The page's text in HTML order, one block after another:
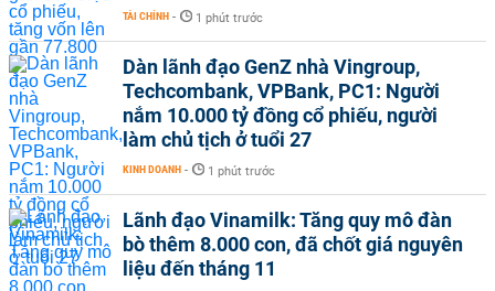
TÀI CHÍNH - 1 phút trước
Dàn lãnh đạo GenZ nhà Vingroup,
Techcombank, VPBank, PC1: Người
nắm 10.000 tỷ đồng cổ phiếu, người
làm chủ tịch ở tuổi 27
KINH DOANH - 1 phút trước
Lãnh đạo Vinamilk: Tăng quy mô đàn
bò thêm 8.000 con, đã chốt giá nguyên
liệu đến tháng 11